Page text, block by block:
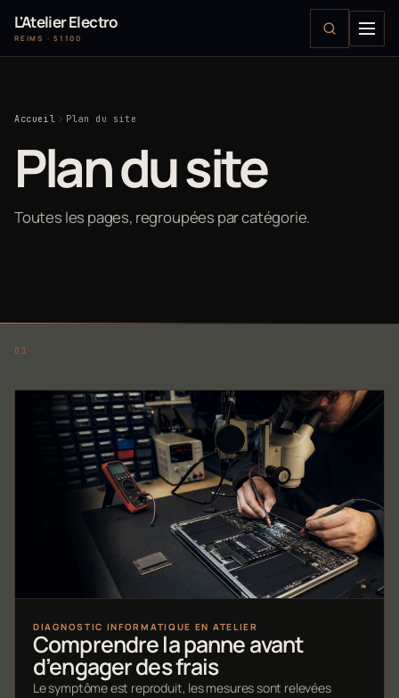
L'Atelier Electro
REIMS · 51100
Accueil Plan du site
Plan du site
Toutes les pages, regroupées par catégorie.
DIAGNOSTIC INFORMATIQUE EN ATELIER
Comprendre la panne avant
d’engager des frais
Le symptôme est reproduit, les mesures sont relevées